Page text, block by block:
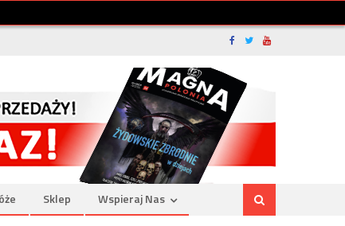
Sklep Wspieraj Nas